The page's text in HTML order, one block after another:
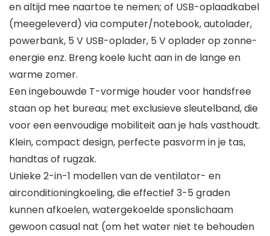
en altijd mee naartoe te nemen; of USB-oplaadkabel
(meegeleverd) via computer/notebook, autolader,
powerbank, 5 V USB-oplader, 5 V oplader op zonne-
energie enz. Breng koele lucht aan in de lange en
warme zomer.
Een ingebouwde T-vormige houder voor handsfree
staan op het bureau; met exclusieve sleutelband, die
voor een eenvoudige mobiliteit aan je hals vasthoudt.
Klein, compact design, perfecte pasvorm in je tas,
handtas of rugzak.
Unieke 2-in-1 modellen van de ventilator- en
airconditioningkoeling, die effectief 3-5 graden
kunnen afkoelen, watergekoelde sponslichaam
gewoon casual nat (om het water niet te behouden